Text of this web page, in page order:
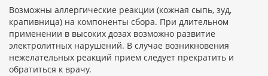
Возможны аллергические реакции (кожная сыпь, зуд,
крапивница) на компоненты сбора. При длительном
применении в высоких дозах возможно развитие
электролитных нарушений. В случае возникновения
нежелательных реакций прием следует прекратить и
обратиться к врачу.